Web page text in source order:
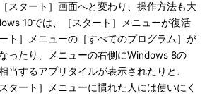
スタート］画面へと変わり、操作方法も大
10では、［スタート］メニューが復活
ト］メニューの［すべてのプログラム］が
ったり、メニューの右側にWindows 8の
当するアプリタイルが表示されたりと、
タート］メニューに慣れた人には使いにく